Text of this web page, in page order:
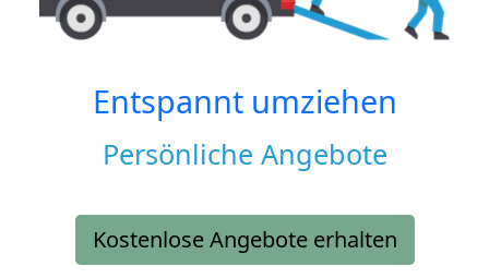
Entspannt umziehen
Persönliche Angebote
Kostenlose Angebote erhalten